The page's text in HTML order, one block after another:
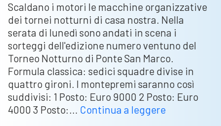
Scaldano i motori le macchine organizzative
dei tornei notturni di casa nostra. Nella
serata di lunedì sono andati in scena i
sorteggi dell'edizione numero ventuno del
Torneo Notturno di Ponte San Marco.
Formula classica: sedici squadre divise in
quattro gironi. I montepremi saranno così
suddivisi: 1 Posto: Euro 9000 2 Posto: Euro
4000 3 Posto:… Continua a leggereTorneo